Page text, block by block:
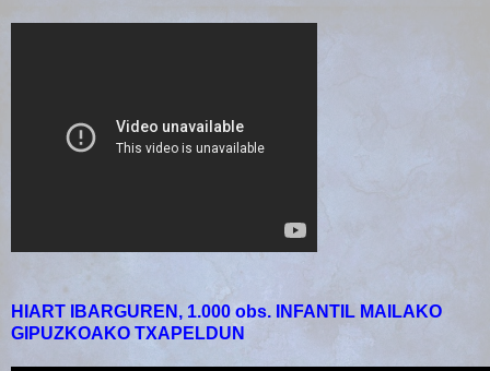
HIART IBARGUREN, 1.000 obs. INFANTIL MAILAKO
GIPUZKOAKO TXAPELDUN